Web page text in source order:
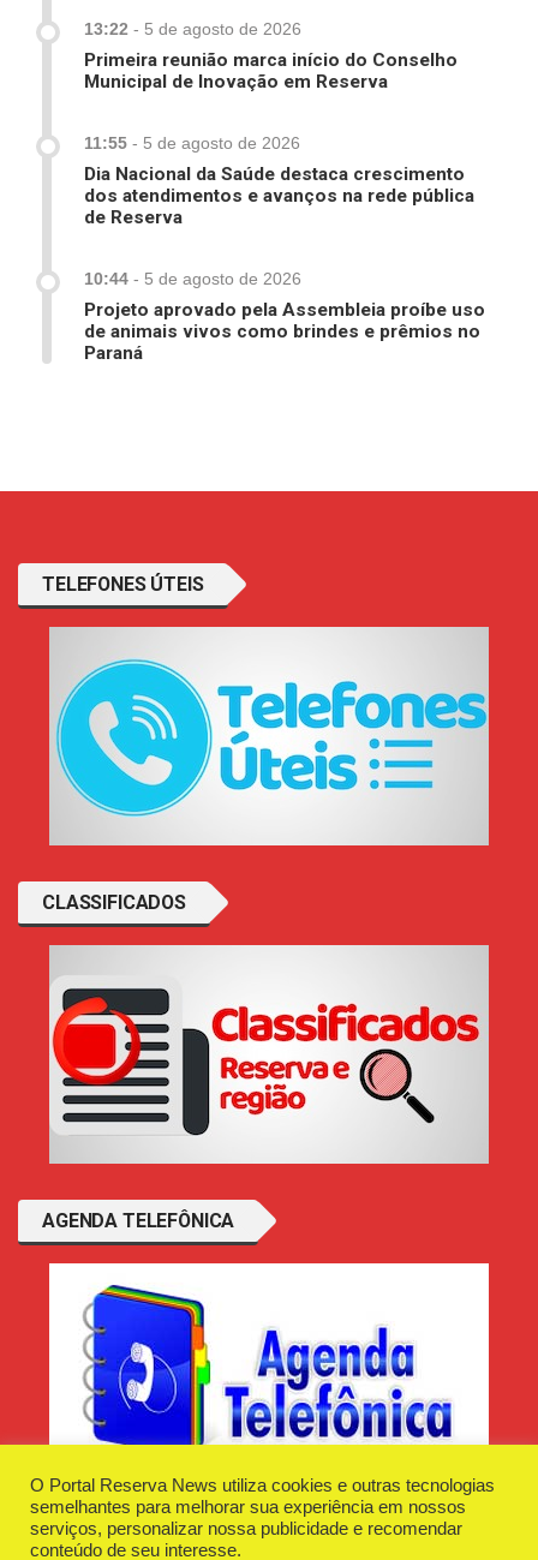
13:22 - 5 de agosto de 2026
Primeira reunião marca início do Conselho
Municipal de Inovação em Reserva
11:55 - 5 de agosto de 2026
Dia Nacional da Saúde destaca crescimento
dos atendimentos e avanços na rede pública
de Reserva
10:44 - 5 de agosto de 2026
Projeto aprovado pela Assembleia proíbe uso
de animais vivos como brindes e prêmios no
Paraná
TELEFONES ÚTEIS
CLASSIFICADOS
AGENDA TELEFÔNICA
O Portal Reserva News utiliza cookies e outras tecnologias
semelhantes para melhorar sua experiência em nossos
serviços, personalizar nossa publicidade e recomendar
conteúdo de seu interesse.